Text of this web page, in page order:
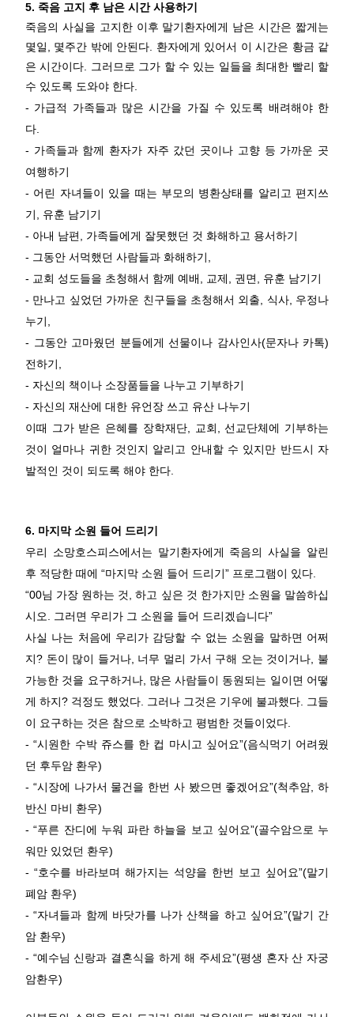
5. 죽음 고지 후 남은 시간 사용하기
죽음의 사실을 고지한 이후 말기환자에게 남은 시간은 짧게는
몇일, 몇주간 밖에 안된다. 환자에게 있어서 이 시간은 황금 같
은 시간이다. 그러므로 그가 할 수 있는 일들을 최대한 빨리 할
수 있도록 도와야 한다.
- 가급적 가족들과 많은 시간을 가질 수 있도록 배려해야 한
다.
- 가족들과 함께 환자가 자주 갔던 곳이나 고향 등 가까운 곳
여행하기
- 어린 자녀들이 있을 때는 부모의 병환상태를 알리고 편지쓰
기, 유훈 남기기
- 아내 남편, 가족들에게 잘못했던 것 화해하고 용서하기
- 그동안 서먹했던 사람들과 화해하기,
- 교회 성도들을 초청해서 함께 예배, 교제, 권면, 유훈 남기기
- 만나고 싶었던 가까운 친구들을 초청해서 외출, 식사, 우정나
누기,
- 그동안 고마웠던 분들에게 선물이나 감사인사(문자나 카톡)
전하기,
- 자신의 책이나 소장품들을 나누고 기부하기
- 자신의 재산에 대한 유언장 쓰고 유산 나누기
이때 그가 받은 은혜를 장학재단, 교회, 선교단체에 기부하는
것이 얼마나 귀한 것인지 알리고 안내할 수 있지만 반드시 자
발적인 것이 되도록 해야 한다.
6. 마지막 소원 들어 드리기
우리 소망호스피스에서는 말기환자에게 죽음의 사실을 알린
후 적당한 때에 “마지막 소원 들어 드리기” 프로그램이 있다.
“00님 가장 원하는 것, 하고 싶은 것 한가지만 소원을 말씀하십
시오. 그러면 우리가 그 소원을 들어 드리겠습니다”
사실 나는 처음에 우리가 감당할 수 없는 소원을 말하면 어쩌
지? 돈이 많이 들거나, 너무 멀리 가서 구해 오는 것이거나, 불
가능한 것을 요구하거나, 많은 사람들이 동원되는 일이면 어떻
게 하지? 걱정도 했었다. 그러나 그것은 기우에 불과했다. 그들
이 요구하는 것은 참으로 소박하고 평범한 것들이었다.
- “시원한 수박 쥬스를 한 컵 마시고 싶어요”(음식먹기 어려웠
던 후두암 환우)
- “시장에 나가서 물건을 한번 사 봤으면 좋겠어요”(척추암, 하
반신 마비 환우)
- “푸른 잔디에 누워 파란 하늘을 보고 싶어요”(골수암으로 누
워만 있었던 환우)
- “호수를 바라보며 해가지는 석양을 한번 보고 싶어요”(말기
폐암 환우)
- “자녀들과 함께 바닷가를 나가 산책을 하고 싶어요”(말기 간
암 환우)
- “예수님 신랑과 결혼식을 하게 해 주세요”(평생 혼자 산 자궁
암환우)